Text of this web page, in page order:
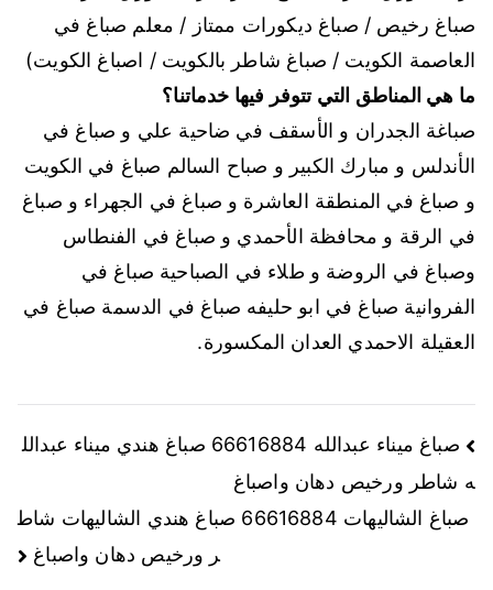
صباغ رخيص / صباغ ديكورات ممتاز / معلم صباغ في
العاصمة الكويت / صباغ شاطر بالكويت / اصباغ الكويت)
ما هي المناطق التي تتوفر فيها خدماتنا؟
صباغة الجدران و الأسقف في ضاحية علي و صباغ في
الأندلس و مبارك الكبير و صباح السالم صباغ في الكويت
و صباغ في المنطقة العاشرة و صباغ في الجهراء و صباغ
في الرقة و محافظة الأحمدي و صباغ في الفنطاس
وصباغ في الروضة و طلاء في الصباحية صباغ في
الفروانية صباغ في ابو حليفه صباغ في الدسمة صباغ في
العقيلة الاحمدي العدان المكسورة.
صباغ ميناء عبدالله 66616884 صباغ هندي ميناء عبدالل
ه شاطر ورخيص دهان واصباغ
صباغ الشاليهات 66616884 صباغ هندي الشاليهات شاط
ر ورخيص دهان واصباغ